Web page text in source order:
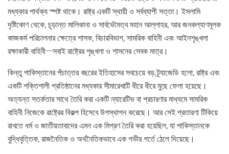
মধ্যকার পার্থক্য স্পষ্ট থাকে। রাষ্ট্র একটি স্থায়ী ও সর্বব্যাপী সত্তা। ইসলামি
দৃষ্টিকোণ থেকে, চূড়ান্ত মালিকানা ও সার্বভৌমত্ব মহান আল্লাহর, আর জনকল্যাণমূলক
কাজকর্ম পরিচালনার ক্ষেত্রে শাসক, বিচারবিভাগ, সামরিক বাহিনী এবং আইনশৃঙ্খলা
রক্ষাকারী বাহিনী—সবাই রাষ্ট্রের শৃঙ্খলা ও শাসনের সেবক মাত্র।
কিন্তু পাকিস্তানের পঁচাত্তর বছরের ইতিহাসের সবচেয়ে বড় ট্র্যাজেডি হলো, রাষ্ট্র এবং
একটি শক্তিশালী প্রতিষ্ঠানের মধ্যকার সীমারেখাটি ধীরে ধীরে মুছে ফেলা হয়েছে।
অত্যন্ত সতর্কতার সাথে তৈরি করা একটি ন্যারেটিভ বা প্রচারণার মাধ্যমে সামরিক
বাহিনী নিজেকে রাষ্ট্রের বিকল্প হিসেবে উপস্থাপন করেছে। আর সেই প্রতারণা টিকিয়ে
রাখতে ধর্ম ও জাতীয়তাবাদের এমন এক মিশ্রণ তৈরি করা হয়েছিল, যা পাকিস্তানকে
বুদ্ধিবৃত্তিক, রাজনৈতিক ও অর্থনৈতিকভাবে এক গভীর গর্তে ঠেলে দিয়েছে।